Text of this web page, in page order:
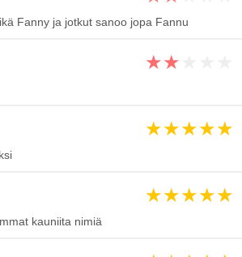
Fanny ja jotkut sanoo jopa Fannu
★★
★★★★★
★★★★★
kauniita nimiä